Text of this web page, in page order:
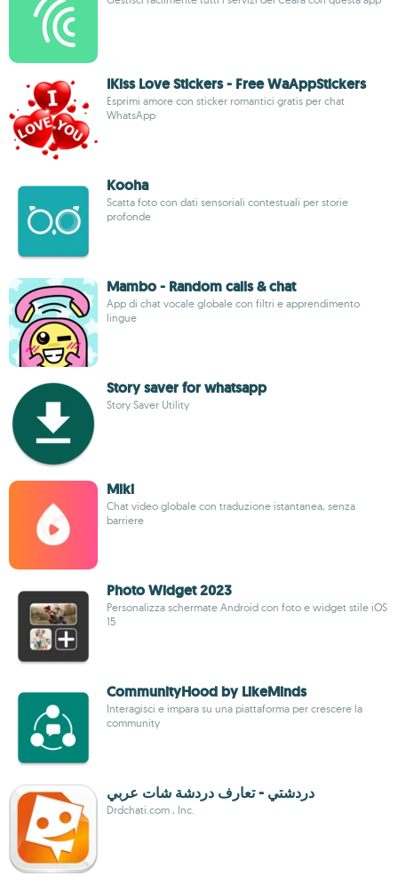
IKiss Love Stickers - Free WaAppStickers
Esprimi amore con sticker romantici gratis per chat
WhatsApp
Kooha
Scatta foto con dati sensoriali contestuali per storie
profonde
Mambo - Random calls & chat
App di chat vocale globale con filtri e apprendimento
lingue
Story saver for whatsapp
Story Saver Utility
Miki
Chat video globale con traduzione istantanea, senza
barriere
Photo Widget 2023
Personalizza schermate Android con foto e widget stile iOS
15
CommunityHood by LikeMinds
Interagisci e impara su una piattaforma per crescere la
community
دردشتي - تعارف دردشة شات عربي
Drdchati.com , Inc.